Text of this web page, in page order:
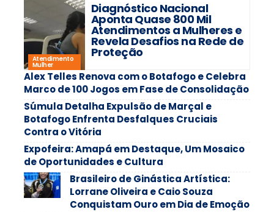
Diagnóstico Nacional
Aponta Quase 800 Mil
Atendimentos a Mulheres e
Revela Desafios na Rede de
Proteção
Atendimento
Mulher
Alex Telles Renova com o Botafogo e Celebra
Marco de 100 Jogos em Fase de Consolidação
Súmula Detalha Expulsão de Marçal e
Botafogo Enfrenta Desfalques Cruciais
Contra o Vitória
Expofeira: Amapá em Destaque, Um Mosaico
de Oportunidades e Cultura
Brasileiro de Ginástica Artística:
Lorrane Oliveira e Caio Souza
Conquistam Ouro em Dia de Emoção